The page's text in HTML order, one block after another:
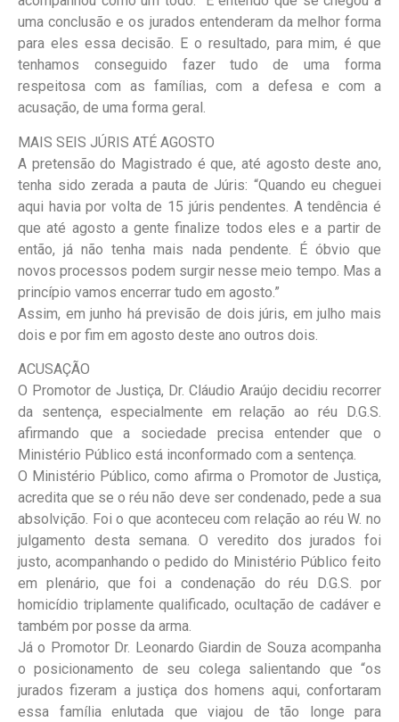
uma conclusão e os jurados entenderam da melhor forma
para eles essa decisão. E o resultado, para mim, é que
tenhamos conseguido fazer tudo de uma forma
respeitosa com as famílias, com a defesa e com a
acusação, de uma forma geral.
MAIS SEIS JÚRIS ATÉ AGOSTO
A pretensão do Magistrado é que, até agosto deste ano,
tenha sido zerada a pauta de Júris: “Quando eu cheguei
aqui havia por volta de 15 júris pendentes. A tendência é
que até agosto a gente finalize todos eles e a partir de
então, já não tenha mais nada pendente. É óbvio que
novos processos podem surgir nesse meio tempo. Mas a
princípio vamos encerrar tudo em agosto.”
Assim, em junho há previsão de dois júris, em julho mais
dois e por fim em agosto deste ano outros dois.
ACUSAÇÃO
O Promotor de Justiça, Dr. Cláudio Araújo decidiu recorrer
da sentença, especialmente em relação ao réu D.G.S.
afirmando que a sociedade precisa entender que o
Ministério Público está inconformado com a sentença.
O Ministério Público, como afirma o Promotor de Justiça,
acredita que se o réu não deve ser condenado, pede a sua
absolvição. Foi o que aconteceu com relação ao réu W. no
julgamento desta semana. O veredito dos jurados foi
justo, acompanhando o pedido do Ministério Público feito
em plenário, que foi a condenação do réu D.G.S. por
homicídio triplamente qualificado, ocultação de cadáver e
também por posse da arma.
Já o Promotor Dr. Leonardo Giardin de Souza acompanha
o posicionamento de seu colega salientando que “os
jurados fizeram a justiça dos homens aqui, confortaram
essa família enlutada que viajou de tão longe para